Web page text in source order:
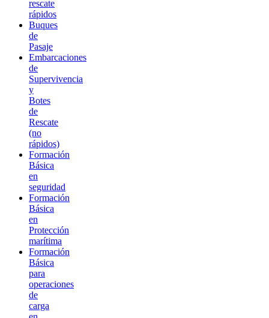
rescate
rápidos
Buques
de
Pasaje
Embarcaciones
de
Supervivencia
y
Botes
de
Rescate
(no
rápidos)
Formación
Básica
en
seguridad
Formación
Básica
en
Protección
marítima
Formación
Básica
para
operaciones
de
carga